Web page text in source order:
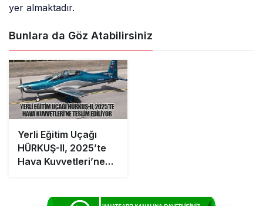
yer almaktadır.
Bunlara da Göz Atabilirsiniz
Yerli Eğitim Uçağı
HÜRKUŞ-II, 2025’te
Hava Kuvvetleri’ne